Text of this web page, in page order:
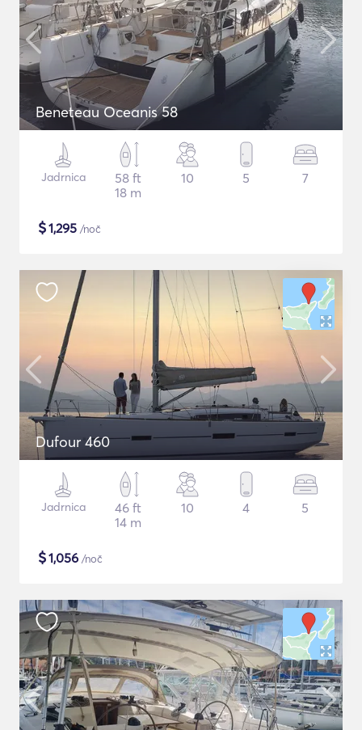
Beneteau Oceanis 58
Jadrnica
58 ft
18 m
10 5 7
$1,295 /noč
Dufour 460
Jadrnica
46 ft
14 m
10 4 5
$1,056 /noč